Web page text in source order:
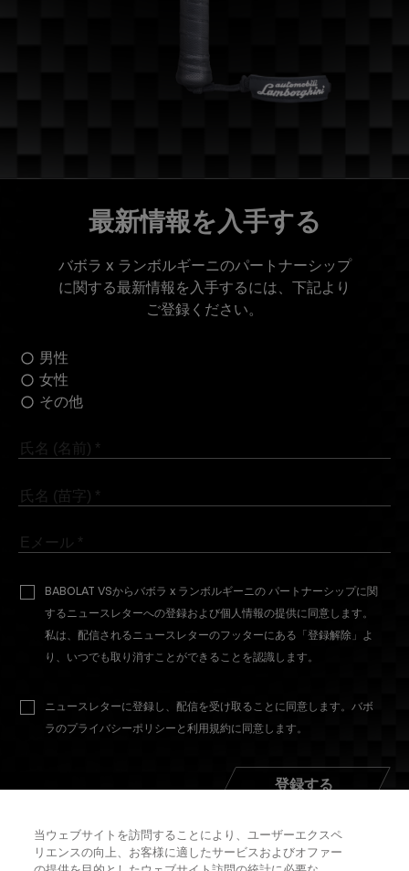
最新情報を入手する
バボラ x ランボルギーニのパートナーシップ
に関する最新情報を入手するには、下記より
ご登録ください。
男性
女性
その他
BABOLAT VSからバボラ x ランボルギーニの パートナーシップに関
するニュースレターへの登録および個人情報の提供に同意します。
私は、配信されるニュースレターのフッターにある「登録解除」よ
り、いつでも取り消すことができることを認識します。
ニュースレターに登録し、配信を受け取ることに同意します。バボ
ラのプライバシーポリシーと利用規約に同意します。
登録する
当ウェブサイトを訪問することにより、ユーザーエクスペ
リエンスの向上、お客様に適したサービスおよびオファー